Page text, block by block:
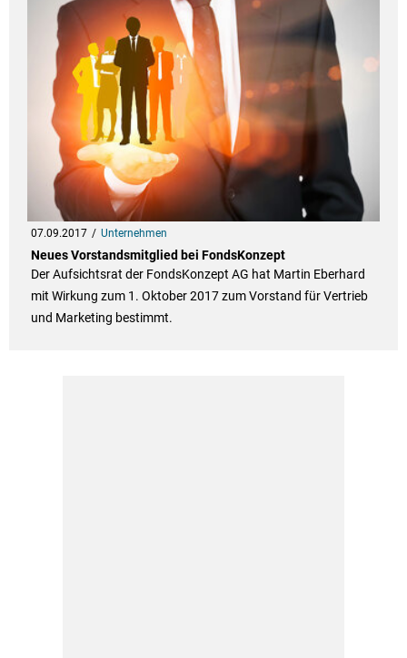
07.09.2017 Unternehmen
Neues Vorstandsmitglied bei FondsKonzept
Der Aufsichtsrat der FondsKonzept AG hat Martin Eberhard
mit Wirkung zum 1. Oktober 2017 zum Vorstand für Vertrieb
und Marketing bestimmt.